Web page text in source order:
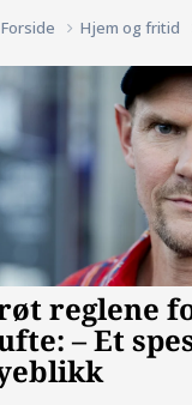
Forside Hjem og fritid